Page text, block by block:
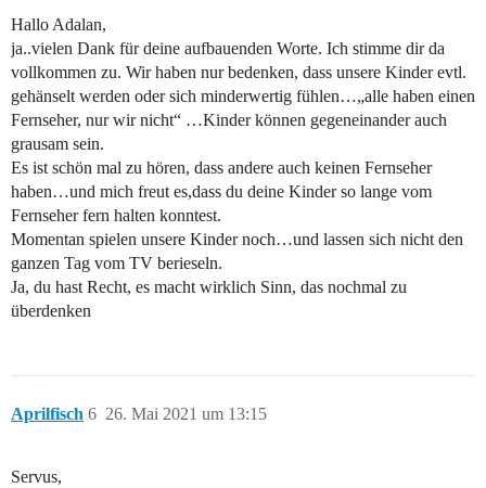
Hallo Adalan,
ja..vielen Dank für deine aufbauenden Worte. Ich stimme dir da
vollkommen zu. Wir haben nur bedenken, dass unsere Kinder evtl.
gehänselt werden oder sich minderwertig fühlen…„alle haben einen
Fernseher, nur wir nicht“ …Kinder können gegeneinander auch
grausam sein.
Es ist schön mal zu hören, dass andere auch keinen Fernseher
haben…und mich freut es,dass du deine Kinder so lange vom
Fernseher fern halten konntest.
Momentan spielen unsere Kinder noch…und lassen sich nicht den
ganzen Tag vom TV berieseln.
Ja, du hast Recht, es macht wirklich Sinn, das nochmal zu
überdenken
Aprilfisch 26. Mai 2021 um 13:15
6
Servus,